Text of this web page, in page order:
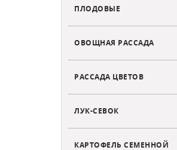
ПЛОДОВЫЕ
ОВОЩНАЯ РАССАДА
РАССАДА ЦВЕТОВ
ЛУК-СЕВОК
КАРТОФЕЛЬ СЕМЕННОЙ